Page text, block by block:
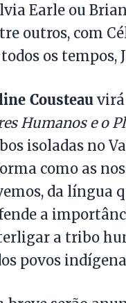
Earle ou
outros, com
os tempos,
Cousteau virá
Humanos e o
isoladas no
como as
da língua
a
a tribo
povos